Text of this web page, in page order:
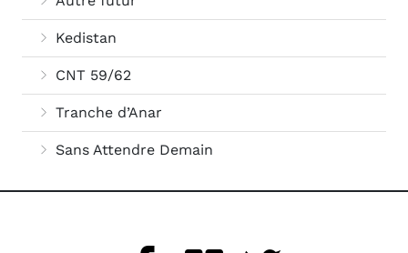
Kedistan
CNT 59/62
Tranche d’Anar
Sans Attendre Demain